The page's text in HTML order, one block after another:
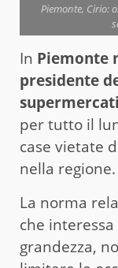
Piemonte, Cirio:
In Piemonte
presidente
supermercati
per tutto il
case vietate
nella regione.
La norma
che
grandezza,